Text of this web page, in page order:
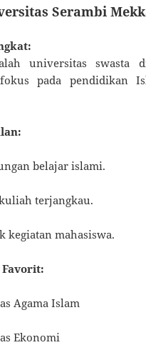
Serambi
universitas swasta
pada pendidikan
belajar islami.
terjangkau.
kegiatan mahasiswa.
Agama Islam
Ekonomi